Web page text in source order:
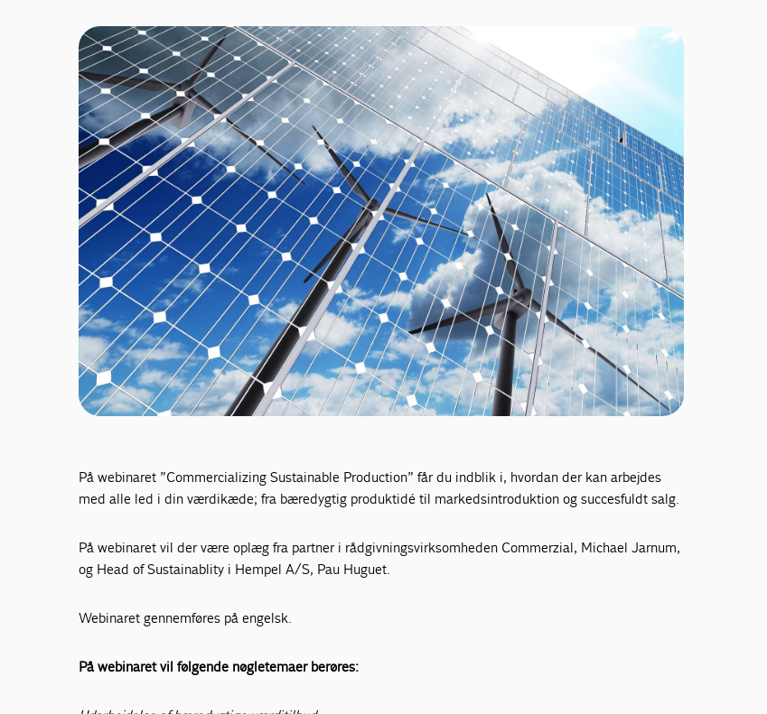
På webinaret ”Commercializing Sustainable Production” får du indblik i, hvordan der kan arbejdes
med alle led i din værdikæde; fra bæredygtig produktidé til markedsintroduktion og succesfuldt salg.
På webinaret vil der være oplæg fra partner i rådgivningsvirksomheden Commerzial, Michael Jarnum,
og Head of Sustainablity i Hempel A/S, Pau Huguet.
Webinaret gennemføres på engelsk.
På webinaret vil følgende nøgletemaer berøres: